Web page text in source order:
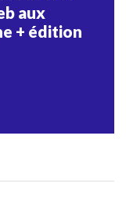
aux
+ édition